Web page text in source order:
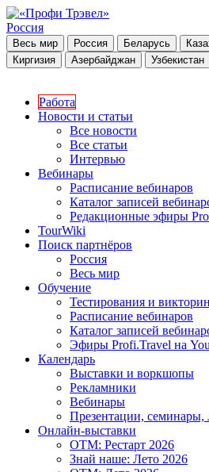
Россия
Весь мир Россия Беларусь
Киргизия
Азербайджан Узбекистан
Работа
Новости и статьи
Все новости
Все статьи
Интервью
Вебинары
Расписание вебинаров
Каталог записей
Редакционные эфиры
TourWiki
Поиск партнёров
Россия
Весь мир
Обучение
Тестирования и
Расписание вебинаров
Каталог записей
Эфиры Profi.Travel на
Календарь
Выставки и воркшопы
Рекламники
Вебинары
Презентации, семинары,
Онлайн-выставки
OTM: Рестарт 2026
Знай наше: Лето 2026